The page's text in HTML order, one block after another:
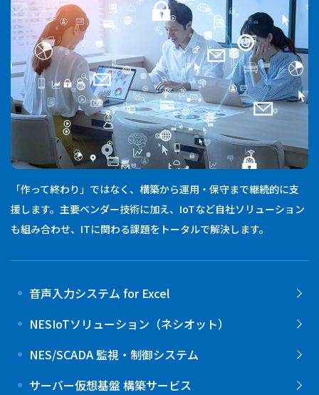
「作って終わり」ではなく、構築から運用・保守まで継続的に支
援します。主要ベンダー技術に加え、IoTなど自社ソリューション
も組み合わせ、ITに関わる課題をトータルで解決します。
音声入力システム for Excel
NESIoTソリューション（ネシオット）
NES/SCADA 監視・制御システム
サーバー仮想基盤 構築サービス